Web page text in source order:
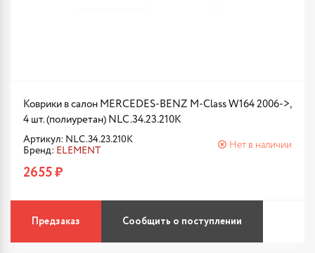
Коврики в салон MERCEDES-BENZ M-Class W164 2006->,
4 шт. (полиуретан) NLC.34.23.210K
Артикул: NLC.34.23.210K
Бренд: ELEMENT
Нет в наличии
2655 ₽
Предзаказ Сообщить о поступлении